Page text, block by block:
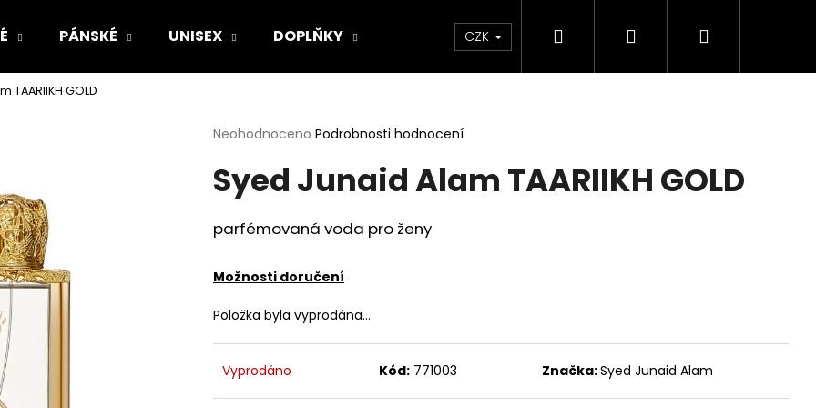
PÁNSKÉ UNISEX DOPLŇKY RODINY VŮNÍ
CZK Hledat PřihlášeníNákupní
TAARIIKH GOLD
Průměrné
produktu
je
5
Neohodnoceno Podrobnosti hodnocení
Syed Junaid Alam TAARIIKH GOLD
parfémovaná voda pro ženy
Možnosti doručení
Položka byla vyprodána…
Vyprodáno Kód: 771003 Značka:Syed Junaid Alam
Co potřebujete najít?
HLEDAT